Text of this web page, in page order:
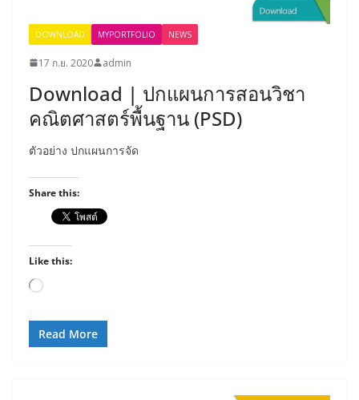
DOWNLOAD MYPORTFOLIO NEWS
17 ก.ย. 2020 admin
Download | ปกแผนการสอนวิชา
คณิตศาสตร์พื้นฐาน (PSD)
ตัวอย่าง ปกแผนการจัด
Share this:
Like this:
Loading…
Read More